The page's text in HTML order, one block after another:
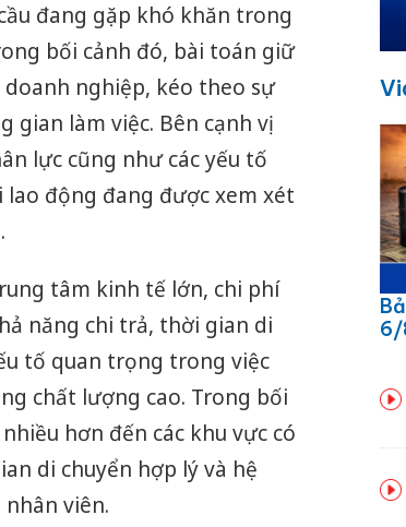
đang gặp khó khăn trong
bối cảnh đó, bài toán giữ
nghiệp, kéo theo sự
gian làm việc. Bên cạnh vị
lực cũng như các yếu tố
động đang được xem xét
tâm kinh tế lớn, chi phí
năng chi trả, thời gian di
tố quan trọng trong việc
chất lượng cao. Trong bối
hơn đến các khu vực có
di chuyển hợp lý và hệ
viên.
6/